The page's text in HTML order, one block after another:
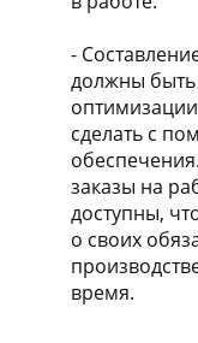
-
должны быть
сделать с
заказы на
доступны,
о своих
время.